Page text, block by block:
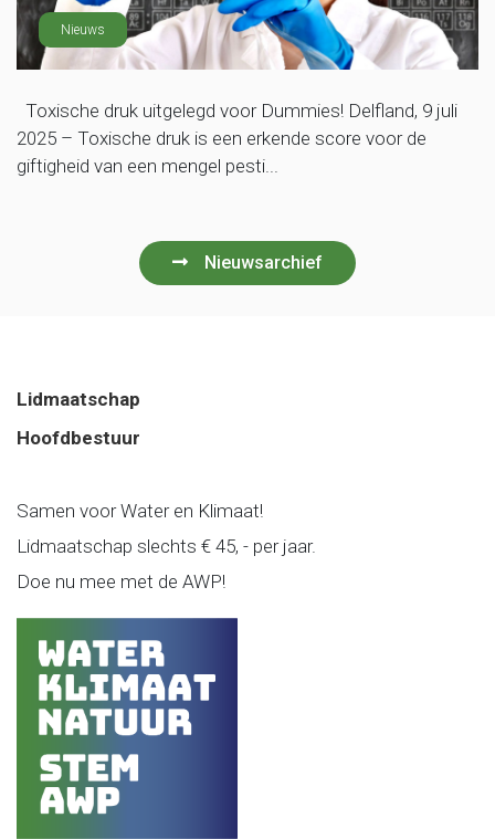
Nieuws
Toxische druk uitgelegd voor Dummies! Delfland, 9 juli
2025 – Toxische druk is een erkende score voor de
giftigheid van een mengel pesti...
Nieuwsarchief
Lidmaatschap
Hoofdbestuur
Samen voor Water en Klimaat!
Lidmaatschap slechts € 45, - per jaar.
Doe nu mee met de AWP!